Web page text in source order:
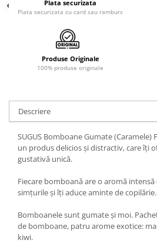
Plata securizata
Plata securizata cu card sau ramburs
Produse Originale
100% produse originale
Descriere
SUGUS Bomboane Gumate (Caramele)
un produs delicios și distractiv, care îți
gustativă unică.
Fiecare bomboană are o aromă
simțurile și îți aduce aminte de copilărie.
Bomboanele sunt gumate și moi.
de bomboane, patru arome exotice:
kiwi.